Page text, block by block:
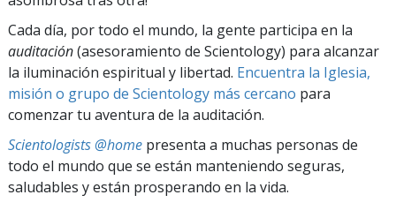
Cada día, por todo el mundo, la gente participa en la
auditación(asesoramiento de Scientology) para alcanzar
la iluminación espiritual y libertad. Encuentra la Iglesia,
misión o grupo de Scientology más cercano para
comenzar tu aventura de la auditación.
Scientologists @home presenta a muchas personas de
todo el mundo que se están manteniendo seguras,
saludables y están prosperando en la vida.